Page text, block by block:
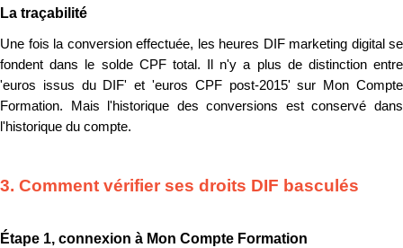
La traçabilité
Une fois la conversion effectuée, les heures DIF marketing digital se
fondent dans le solde CPF total. Il n'y a plus de distinction entre
'euros issus du DIF' et 'euros CPF post-2015' sur Mon Compte
Formation. Mais l'historique des conversions est conservé dans
l'historique du compte.
3. Comment vérifier ses droits DIF basculés
Étape 1, connexion à Mon Compte Formation